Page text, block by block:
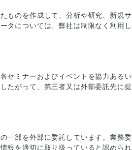
ものを作成して、分析や研究、新規サ
タについては、弊社は制限なく利用し
セミナーおよびイベントを協力あるい
たがって、第三者又は外部委託先に提
一部を外部に委託しています。業務委
報を適切に取り扱っていると認められ